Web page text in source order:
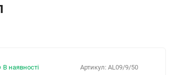
Артикул: AL09/9/50
В наявності